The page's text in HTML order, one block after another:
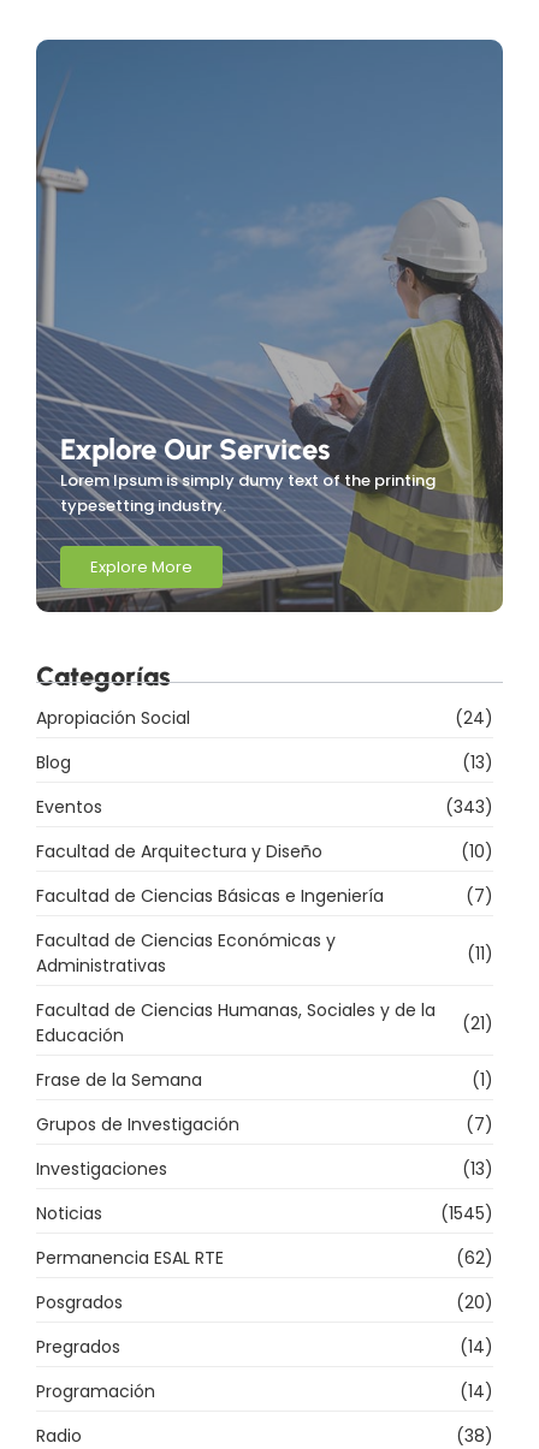
Explore Our Services
Lorem Ipsum is simply dumy text of the printing
typesetting industry.
Explore More
Categorías
Apropiación Social
(24)
Blog
(13)
Eventos
(343)
Facultad de Arquitectura y Diseño
(10)
Facultad de Ciencias Básicas e Ingeniería
(7)
Facultad de Ciencias Económicas y
Administrativas
(11)
Facultad de Ciencias Humanas, Sociales y de la
Educación
(21)
Frase de la Semana
(1)
Grupos de Investigación
(7)
Investigaciones
(13)
Noticias
(1545)
Permanencia ESAL RTE
(62)
Posgrados
(20)
Pregrados
(14)
Programación
(14)
Radio
(38)